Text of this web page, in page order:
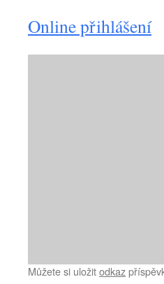
Online přihlášení
Můžete si uložitodkaz